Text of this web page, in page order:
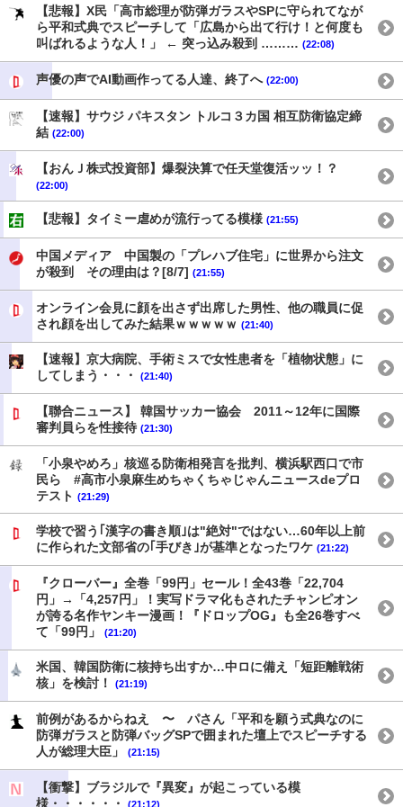
【悲報】X民「高市総理が防弾ガラスやSPに守られてなが
ら平和式典でスピーチして「広島から出て行け！と何度も
叫ばれるような人！」 ← 突っ込み殺到 ……… (22:08)
声優の声でAI動画作ってる人達、終了へ (22:00)
【速報】サウジ パキスタン トルコ３カ国 相互防衛協定締
結 (22:00)
【おんＪ株式投資部】爆裂決算で任天堂復活ッッ！？
(22:00)
【悲報】タイミー虐めが流行ってる模様 (21:55)
中国メディア 中国製の「プレハブ住宅」に世界から注文
が殺到 その理由は？[8/7] (21:55)
オンライン会見に顔を出さず出席した男性、他の職員に促
され顔を出してみた結果ｗｗｗｗｗ (21:40)
【速報】京大病院、手術ミスで女性患者を「植物状態」に
してしまう・・・
(21:40)
【聯合ニュース】 韓国サッカー協会 2011～12年に国際
審判員らを性接待 (21:30)
「小泉やめろ」核巡る防衛相発言を批判、横浜駅西口で市
民ら #高市小泉麻生めちゃくちゃじゃんニュースdeプロ
テスト (21:29)
学校で習う｢漢字の書き順｣は"絶対"ではない…60年以上前
に作られた文部省の｢手びき｣が基準となったワケ (21:22)
『クローバー』全巻「99円」セール！全43巻「22,704
円」→「4,257円」！実写ドラマ化もされたチャンピオン
が誇る名作ヤンキー漫画！『ドロップOG』も全26巻すべ
て「99円」
(21:20)
米国、韓国防衛に核持ち出すか…中ロに備え「短距離戦術
核」を検討！
(21:19)
前例があるからねえ 〜 パさん「平和を願う式典なのに
防弾ガラスと防弾バッグSPで囲まれた壇上でスピーチする
人が総理大臣」
(21:15)
【衝撃】ブラジルで『異変』が起こっている模
様・・・・・・
(21:12)